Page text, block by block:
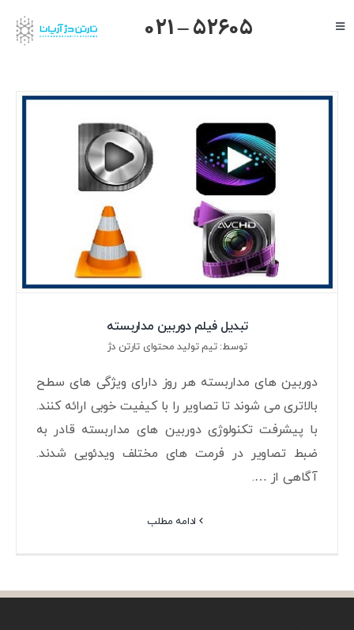
to
Toggle
درباره ما
021 – 52605
تبدیل فیلم دوربین مداربسته
توسط: تیم تولید محتوای تارتن دژ
دوربین های مداربسته هر روز دارای ویژگی های سطح
بالاتری می شوند تا تصاویر را با کیفیت خوبی ارائه کنند.
با پیشرفت تکنولوژی دوربین های مداربسته قادر به
ضبط تصاویر در فرمت های مختلف ویدئویی شدند.
آگاهی از ….
ادامه مطلب